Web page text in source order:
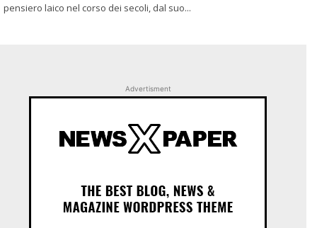
pensiero laico nel corso dei secoli, dal suo...
Advertisment